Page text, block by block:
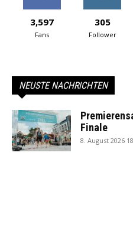
3,597
Fans
305
Follower
NEUSTE NACHRICHTEN
Finale
8. August 2026